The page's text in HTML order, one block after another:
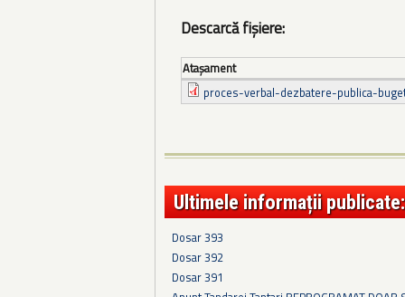
Descarcă fișiere:
Ataşament
proces-verbal-dezbatere-publica-
Ultimele informații publicate:
Dosar 393
Dosar 392
Dosar 391